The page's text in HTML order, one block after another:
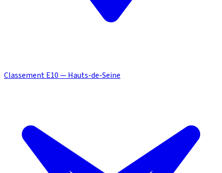
Classement E10 — Hauts-de-Seine